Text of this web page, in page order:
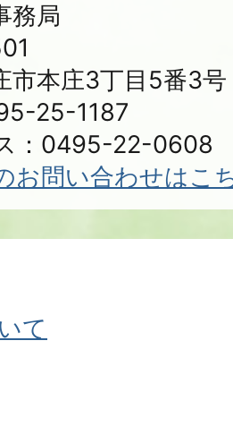
務局
市本庄3丁目5番3号
25-1187
：0495-22-0608
お問い合わせはこ
て